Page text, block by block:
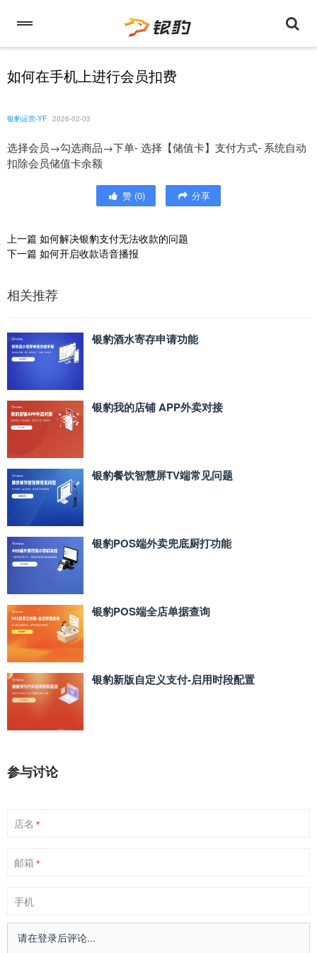
如何在手机上进行会员扣费
银豹运营-YF 2026-02-03
选择会员→勾选商品→下单- 选择【储值卡】支付方式- 系统自动
扣除会员储值卡余额
赞 (0) 分享
上一篇 如何解决银豹支付无法收款的问题
下一篇 如何开启收款语音播报
相关推荐
银豹酒水寄存申请功能
银豹我的店铺 APP外卖对接
银豹餐饮智慧屏TV端常见问题
银豹POS端外卖兜底厨打功能
银豹POS端全店单据查询
银豹新版自定义支付‑启用时段配置
参与讨论
店名 *
邮箱 *
手机